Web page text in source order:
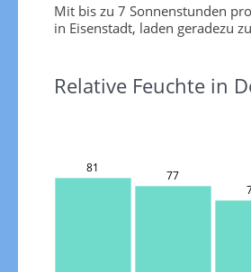
Mit bis zu 7 Sonnenstunden
in Eisenstadt, laden geradezu
Relative Feuchte in
81
77